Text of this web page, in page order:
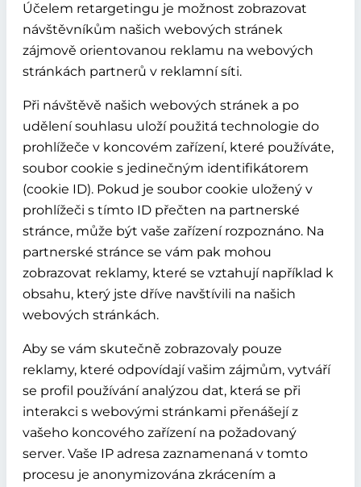
Účelem retargetingu je možnost zobrazovat
návštěvníkům našich webových stránek
zájmově orientovanou reklamu na webových
stránkách partnerů v reklamní síti.
Při návštěvě našich webových stránek a po
udělení souhlasu uloží použitá technologie do
prohlížeče v koncovém zařízení, které používáte,
soubor cookie s jedinečným identifikátorem
(cookie ID). Pokud je soubor cookie uložený v
prohlížeči s tímto ID přečten na partnerské
stránce, může být vaše zařízení rozpoznáno. Na
partnerské stránce se vám pak mohou
zobrazovat reklamy, které se vztahují například k
obsahu, který jste dříve navštívili na našich
webových stránkách.
Aby se vám skutečně zobrazovaly pouze
reklamy, které odpovídají vašim zájmům, vytváří
se profil používání analýzou dat, která se při
interakci s webovými stránkami přenášejí z
vašeho koncového zařízení na požadovaný
server. Vaše IP adresa zaznamenaná v tomto
procesu je anonymizována zkrácením a